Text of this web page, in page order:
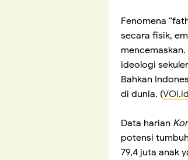
Fenomena
secara fisik,
ideologi
Bahkan
di dunia. (VOI.id
Data harian
potensi
79,4 juta anak